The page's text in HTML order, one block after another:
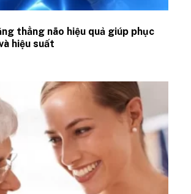
thẳng não hiệu quả giúp phục
hiệu suất